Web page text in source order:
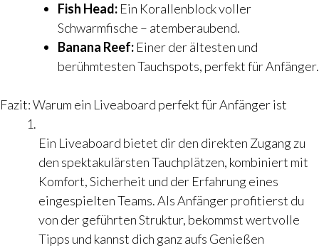
Fish Head: Ein Korallenblock voller
Schwarmfische – atemberaubend.
Banana Reef: Einer der ältesten und
berühmtesten Tauchspots, perfekt für Anfänger.
Fazit: Warum ein Liveaboard perfekt für Anfänger ist
Ein Liveaboard bietet dir den direkten Zugang zu
den spektakulärsten Tauchplätzen, kombiniert mit
Komfort, Sicherheit und der Erfahrung eines
eingespielten Teams. Als Anfänger profitierst du
von der geführten Struktur, bekommst wertvolle
Tipps und kannst dich ganz aufs Genießen